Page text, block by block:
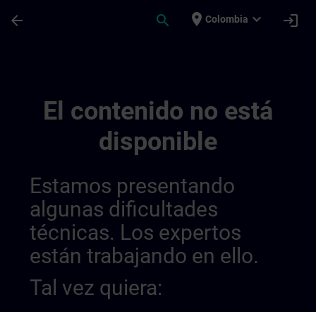
arrow_back search place Colombia expand_more login
El contenido no está
disponible
Estamos presentando
algunas dificultades
técnicas. Los expertos
están trabajando en ello.
Tal vez quiera: